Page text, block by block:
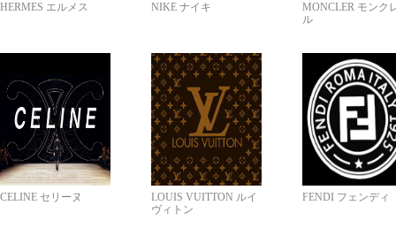
HERMES エルメス NIKE ナイキ
MONCLER モンク
ル
CELINE セリーヌ
LOUIS VUITTON ルイ
ヴィトン
FENDI フェンディ